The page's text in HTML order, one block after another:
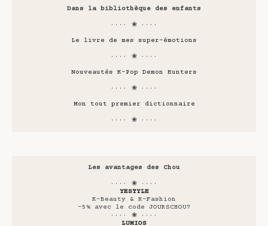
Dans la bibliothèque des enfants
···· ❀ ····
Le livre de mes super-émotions
···· ❀ ····
Nouveautés K-Pop Demon Hunters
···· ❀ ····
Mon tout premier dictionnaire
···· ❀ ····
Les avantages des Chou
···· ❀ ····
YESTYLE
K-Beauty & K-Fashion
-5% avec le code JOURSCHOU7
···· ❀ ····
LUMIOS